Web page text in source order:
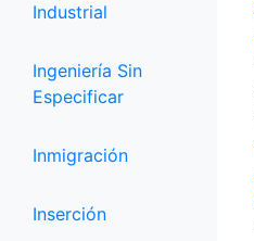
Industrial
Ingeniería Sin
Especificar
Inmigración
Inserción